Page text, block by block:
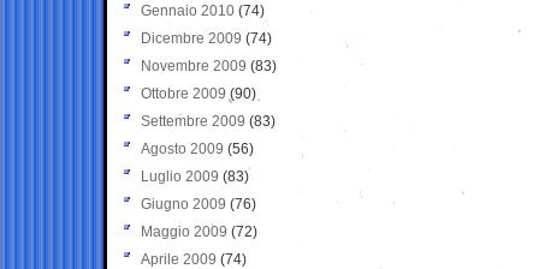
Gennaio 2010 (74)
Dicembre 2009 (74)
Novembre 2009 (83)
Ottobre 2009 (90)
Settembre 2009 (83)
Agosto 2009 (56)
Luglio 2009 (83)
Giugno 2009 (76)
Maggio 2009 (72)
Aprile 2009 (74)